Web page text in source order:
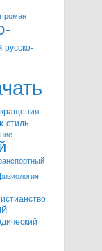
роман
русско-
стиль